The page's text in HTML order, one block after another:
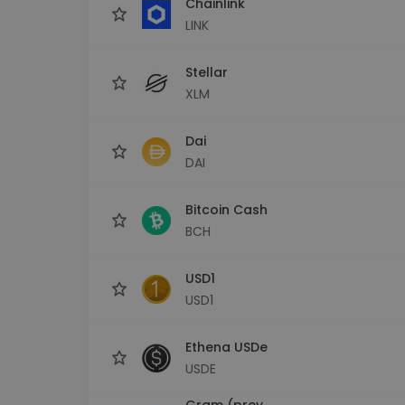
LINK
Stellar
XLM
Dai
DAI
Bitcoin Cash
BCH
USD1
USD1
Ethena USDe
USDE